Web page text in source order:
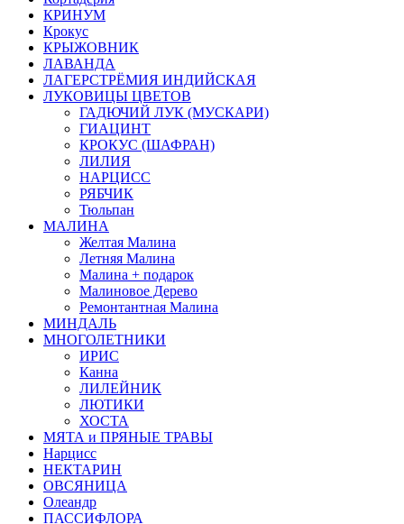
КРИНУМ
Крокус
КРЫЖОВНИК
ЛАВАНДА
ЛАГЕРСТРЁМИЯ ИНДИЙСКАЯ
ЛУКОВИЦЫ ЦВЕТОВ
ГАДЮЧИЙ ЛУК (МУСКАРИ)
ГИАЦИНТ
КРОКУС (ШАФРАН)
ЛИЛИЯ
НАРЦИСС
РЯБЧИК
Тюльпан
МАЛИНА
Желтая Малина
Летняя Малина
Малина + подарок
Малиновое Дерево
Ремонтантная Малина
МИНДАЛЬ
МНОГОЛЕТНИКИ
ИРИС
Канна
ЛИЛЕЙНИК
ЛЮТИКИ
ХОСТА
МЯТА и ПРЯНЫЕ ТРАВЫ
Нарцисс
НЕКТАРИН
ОВСЯНИЦА
Олеандр
ПАССИФЛОРА